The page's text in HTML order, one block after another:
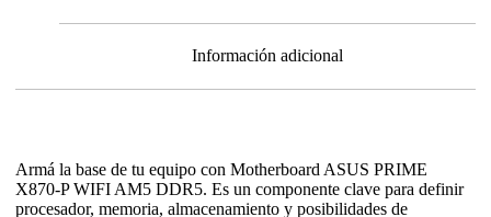
Información adicional
Armá la base de tu equipo con Motherboard ASUS PRIME
X870-P WIFI AM5 DDR5. Es un componente clave para definir
procesador, memoria, almacenamiento y posibilidades de